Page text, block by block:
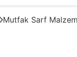
Mutfak Sarf